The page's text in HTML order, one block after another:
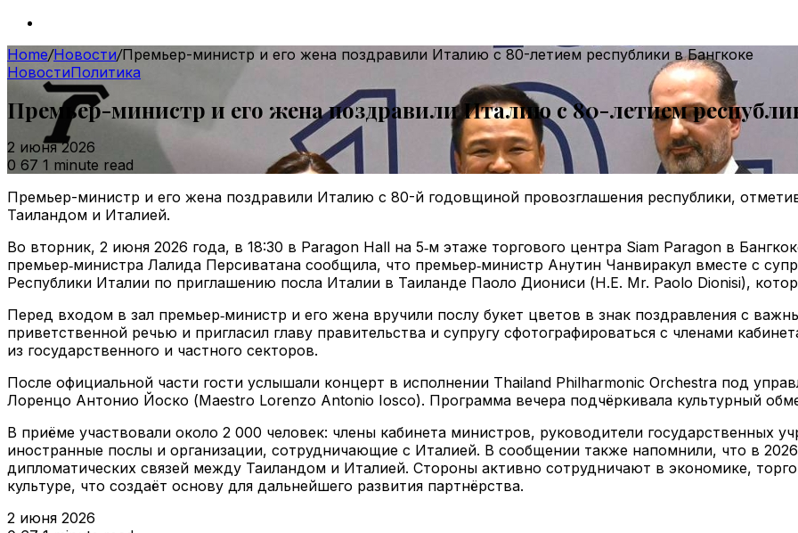
Home/Новости/Премьер-министр и его жена поздравили Италию с 80-летием республики в Бангкоке
НовостиПолитика
Премьер-министр и его жена поздравили Италию с 80-летием
2 июня 2026
0 67 1 minute read
Премьер-министр и его жена поздравили Италию с 80-й годовщиной провозглашения республики,
Таиландом и Италией.
Во вторник, 2 июня 2026 года, в 18:30 в Paragon Hall на 5‑м этаже торгового центра Siam Paragon в
премьер‑министра Лалида Персиватана сообщила, что премьер‑министр Анутин Чанвиракул вместе с
Республики Италии по приглашению посла Италии в Таиланде Паоло Диониси (H.E. Mr. Paolo Dionisi),
Перед входом в зал премьер‑министр и его жена вручили послу букет цветов в знак поздравления с
приветственной речью и пригласил главу правительства и супругу сфотографироваться с членами
из государственного и частного секторов.
После официальной части гости услышали концерт в исполнении Thailand Philharmonic Orchestra под
Лоренцо Антонио Йоско (Maestro Lorenzo Antonio Iosco). Программа вечера подчёркивала культурный
В приёме участвовали около 2 000 человек: члены кабинета министров, руководители государственных
иностранные послы и организации, сотрудничающие с Италией. В сообщении также напомнили, что в 2026
дипломатических связей между Таиландом и Италией. Стороны активно сотрудничают в экономике,
культуре, что создаёт основу для дальнейшего развития партнёрства.
2 июня 2026